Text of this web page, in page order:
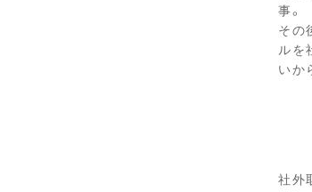
事。
その
ルを
いか
社外